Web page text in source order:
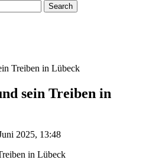
Search
Treiben in Lübeck
sein Treiben in
2025, 13:48